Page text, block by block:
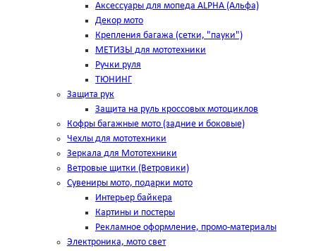
Аксессуары для мопеда ALPHA (Альфа)
Декор мото
Крепления багажа (сетки, "пауки")
МЕТИЗЫ для мототехники
Ручки руля
ТЮНИНГ
Защита рук
Защита на руль кроссовых мотоциклов
Кофры багажные мото (задние и боковые)
Чехлы для мототехники
Зеркала для Мототехники
Ветровые щитки (Ветровики)
Сувениры мото, подарки мото
Интерьер байкера
Картины и постеры
Рекламное оформление, промо-материалы
Электроника, мото свет